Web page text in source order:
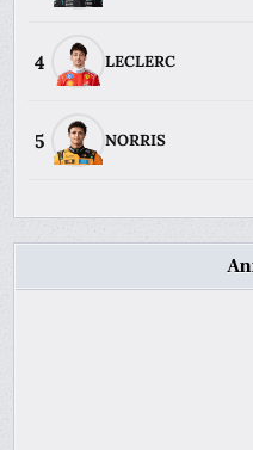
4 LECLERC
5 NORRIS